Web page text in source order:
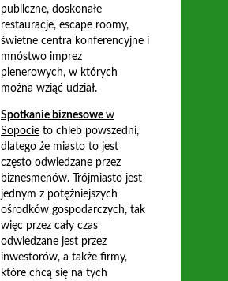
publiczne, doskonałe
restauracje, escape roomy,
świetne centra konferencyjne i
mnóstwo imprez
plenerowych, w których
można wziąć udział.
Spotkanie biznesowe w
Sopocie to chleb powszedni,
dlatego że miasto to jest
często odwiedzane przez
biznesmenów. Trójmiasto jest
jednym z potężniejszych
ośrodków gospodarczych, tak
więc przez cały czas
odwiedzane jest przez
inwestorów, a także firmy,
które chcą się na tych